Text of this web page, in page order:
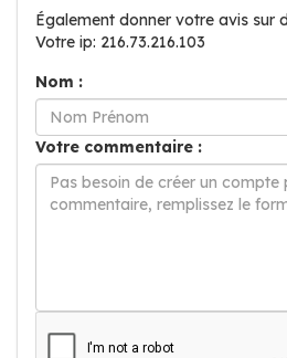
Également donner votre avis sur
Votre ip: 216.73.216.103
Nom :
Votre commentaire :